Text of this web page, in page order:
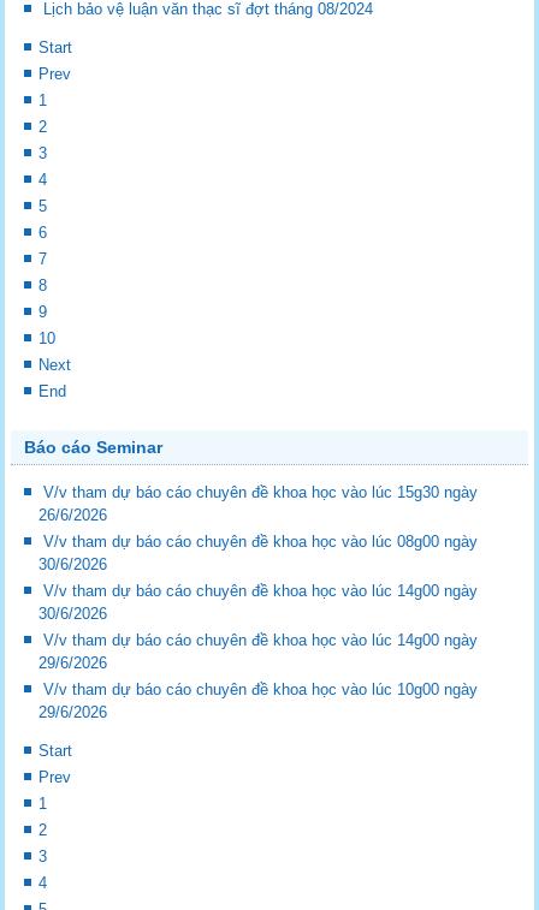
Lịch bảo vệ luận văn thạc sĩ đợt tháng 08/2024
Start
Prev
1
2
3
4
5
6
7
8
9
10
Next
End
Báo cáo Seminar
V/v tham dự báo cáo chuyên đề khoa học vào lúc 15g30 ngày
26/6/2026
V/v tham dự báo cáo chuyên đề khoa học vào lúc 08g00 ngày
30/6/2026
V/v tham dự báo cáo chuyên đề khoa học vào lúc 14g00 ngày
30/6/2026
V/v tham dự báo cáo chuyên đề khoa học vào lúc 14g00 ngày
29/6/2026
V/v tham dự báo cáo chuyên đề khoa học vào lúc 10g00 ngày
29/6/2026
Start
Prev
1
2
3
4